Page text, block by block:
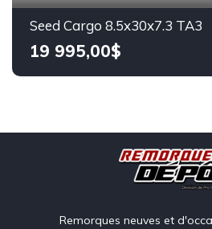
Seed Cargo 8.5x30x7.3 TA3
19 995,00$
Remorques neuves et